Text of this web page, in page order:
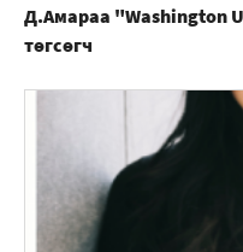
Д.Амараа "Washington
төгсөгч